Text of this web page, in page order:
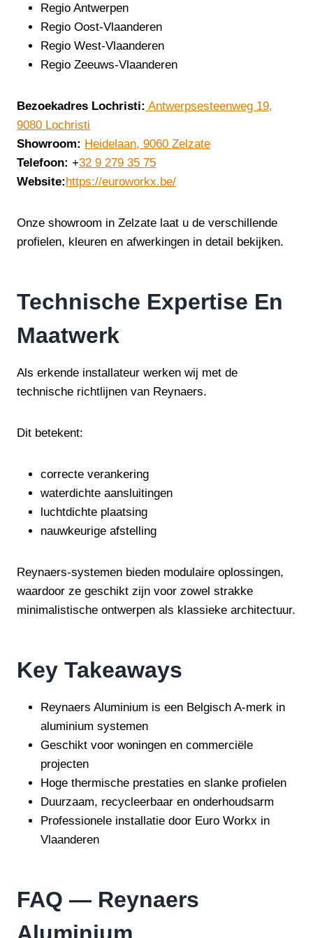
Regio Antwerpen
Regio Oost-Vlaanderen
Regio West-Vlaanderen
Regio Zeeuws-Vlaanderen
Bezoekadres Lochristi: Antwerpsesteenweg 19,
9080 Lochristi
Showroom: Heidelaan, 9060 Zelzate
Telefoon: +32 9 279 35 75
Website:https://euroworkx.be/
Onze showroom in Zelzate laat u de verschillende
profielen, kleuren en afwerkingen in detail bekijken.
Technische Expertise En
Maatwerk
Als erkende installateur werken wij met de
technische richtlijnen van Reynaers.
Dit betekent:
correcte verankering
waterdichte aansluitingen
luchtdichte plaatsing
nauwkeurige afstelling
Reynaers-systemen bieden modulaire oplossingen,
waardoor ze geschikt zijn voor zowel strakke
minimalistische ontwerpen als klassieke architectuur.
Key Takeaways
Reynaers Aluminium is een Belgisch A-merk in
aluminium systemen
Geschikt voor woningen en commerciële
projecten
Hoge thermische prestaties en slanke profielen
Duurzaam, recycleerbaar en onderhoudsarm
Professionele installatie door Euro Workx in
Vlaanderen
FAQ — Reynaers
Aluminium